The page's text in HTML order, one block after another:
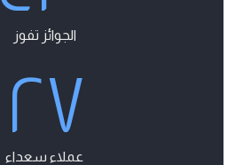
الجوائز تفوز
٢٧
عملاء سعداء